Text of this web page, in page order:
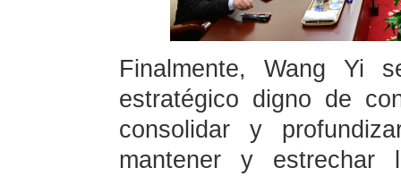
Finalmente, Wang Yi
estratégico digno de
consolidar y
mantener y